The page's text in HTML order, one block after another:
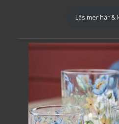
Läs mer här &